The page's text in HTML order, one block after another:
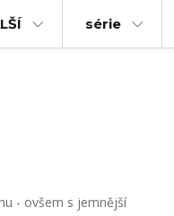
série
- ovšem s jemnější